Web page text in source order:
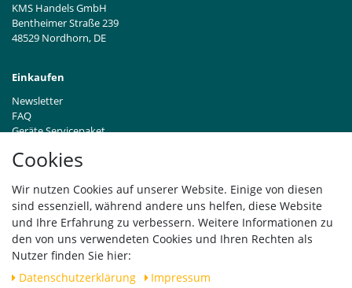
Cookies
Wir nutzen Cookies auf unserer Website. Einige von diesen
sind essenziell, während andere uns helfen, diese Website
und Ihre Erfahrung zu verbessern. Weitere Informationen zu
den von uns verwendeten Cookies und Ihren Rechten als
Nutzer finden Sie hier:
Daten­schutz­erklärung
Impressum
KMS Handels GmbH
Bentheimer Straße 239
48529 Nordhorn, DE
Einkaufen
Newsletter
FAQ
Geräte Servicepaket
Händleranfragen B2B
Widerrufsrecht
Vertrag widerrufen
Versand